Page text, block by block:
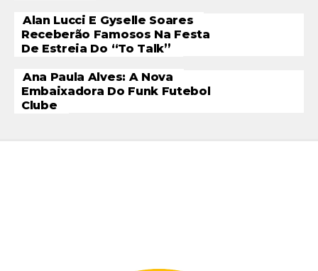
Alan Lucci E Gyselle Soares
Receberão Famosos Na Festa
De Estreia Do “To Talk”
Ana Paula Alves: A Nova
Embaixadora Do Funk Futebol
Clube